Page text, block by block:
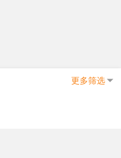
更多筛选